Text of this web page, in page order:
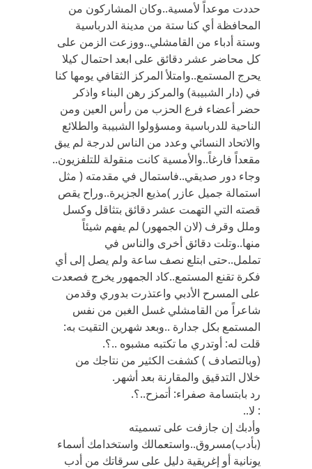
حددت موعداً لأمسية..وكان المشاركون من
المحافظة أي كنا ستة من مدينة الدرباسية
وستة أدباء من القامشلي..ووزعت الزمن على
كل محاضر عشر دقائق على ابعد احتمال كيلا
يحرج المستمع..وامتلأ المركز الثقافي يومها كنا
في (دار الشبيبة) والمركز رهن البناء واذكر
حضر أعضاء فرع الحزب من رأس العين ومن
الناحية للدرباسية ومسؤولوا الشبيبة والطلائع
والاتحاد النسائي وعدد من الناس لدرجة لم يبق
مقعداً فارغاً..والأمسية كانت منقولة للتلفزيون..
وجاء دور صديقي..فاستمال في مقدمته ( مثل
استمالة جميل عازر )مذيع الجزيرة..وراح يقص
قصته التي التهمت عشر دقائق بتثاقل وكسل
وملل وقرف (لان الجمهور) لم يفهم شيئاً
منها..وتلت دقائق أخرى والناس في
تململ..حتى ابتلع نصف ساعة ولم يصل إلى أي
فكرة تقنع المستمع..كاد الجمهور يخرج فصعدت
على المسرح الأدبي واعتذرت بدوري وقدمن
شاعراً من القامشلي غسل الغبن من نفس
المستمع بكل جدارة ..وبعد شهرين التقيت به:
قلت له: أوتدري ما تكتبه مشبوه ..؟.
(وبالتصادف ) كشفت الكثير من نتاجك من
خلال التدقيق والمقارنة بعد أشهر.
رد بابتسامة صفراء: أتمزح..؟.
: لا..
وأدبك إن جازفت على تسميته
(بأدب)مسروق..واستعمالك واستخدامك أسماء
يونانية أو إغريقية دليل على سرقاتك من أدب